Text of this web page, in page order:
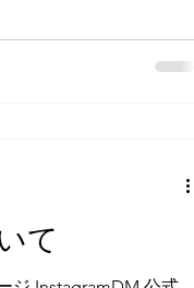
納品データは選べます
クトとなります。 フレ
み衣装でも1着に含
。 ℚ,衣装は何着きれ
決まっております。
ードプラン：2着
スマッシュケーキ＆
て